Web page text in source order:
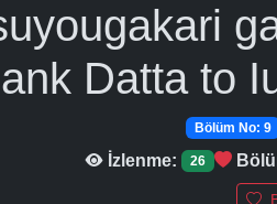
Datta to
Bölüm No: 9
İzlenme:
26